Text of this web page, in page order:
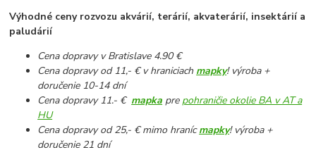
Výhodné ceny rozvozu akvárií, terárií, akvaterárií, insektárií a
paludárií
Cena dopravy v Bratislave 4.90 €
Cena dopravy od 11,- € v hraniciach mapky! výroba +
doručenie 10-14 dní
Cena dopravy 11.- € mapka pre pohraničie okolie BA v AT a
HU
Cena dopravy od 25,- € mimo hranícmapky! výroba +
doručenie 21 dní